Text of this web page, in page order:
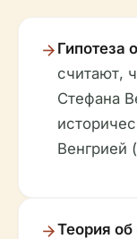
Гипотеза
считают,
Стефана
Венгрией (
Теория об